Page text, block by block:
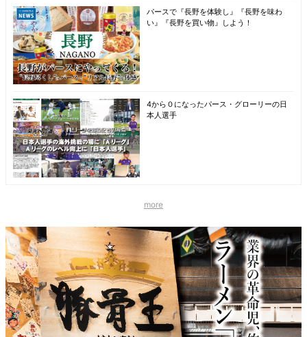
パースで『長野を体験し』『長野を味わ
い』『長野を買い物』しよう！
4から０になったパース・グローリーの日
本人選手
more